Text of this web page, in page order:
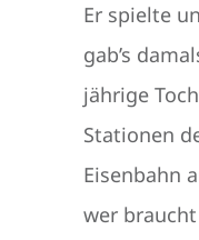
Er spielte
gab’s
jährige
Stationen
Eisenbahn
wer